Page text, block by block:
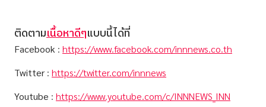
ติดตามเนื้อหาดีๆแบบนี้ได้ที่
Facebook : https://www.facebook.com/innnews.co.th
Twitter : https://twitter.com/innnews
Youtube : https://www.youtube.com/c/INNNEWS_INN